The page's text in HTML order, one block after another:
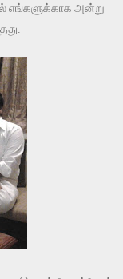
எங்களுக்காக அன்று